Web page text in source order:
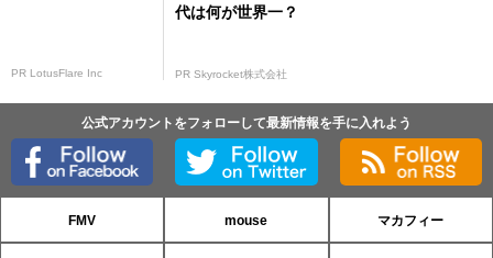
PR LotusFlare Inc
代は何が世界一？
PR Skyrocket株式会社
公式アカウントをフォローして最新情報を手に入れよう
FMV mouse マカフィー